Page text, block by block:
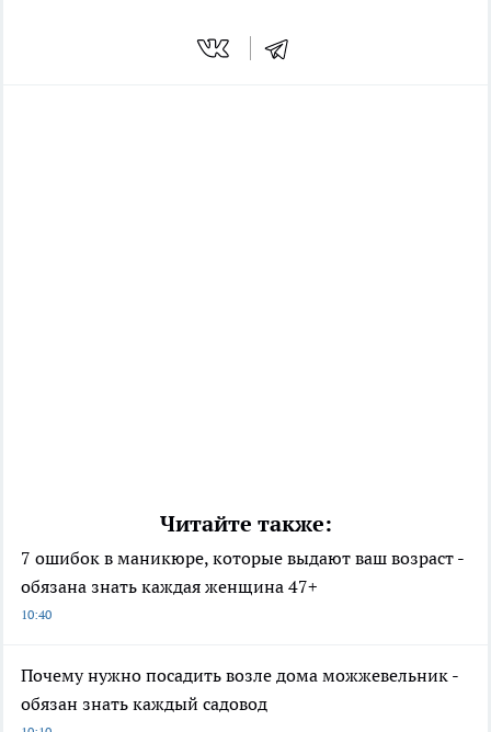
Читайте также:
7 ошибок в маникюре, которые выдают ваш возраст -
обязана знать каждая женщина 47+
10:40
Почему нужно посадить возле дома можжевельник -
обязан знать каждый садовод